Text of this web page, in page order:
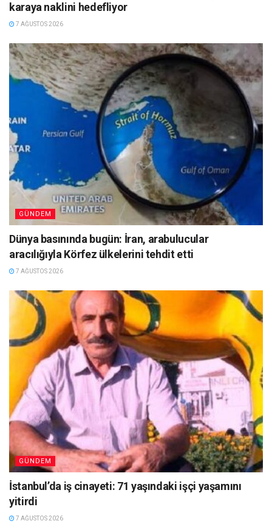
karaya naklini hedefliyor
7 AĞUSTOS 2026
GÜNDEM
Dünya basınında bugün: İran, arabulucular
aracılığıyla Körfez ülkelerini tehdit etti
7 AĞUSTOS 2026
GÜNDEM
İstanbul’da iş cinayeti: 71 yaşındaki işçi yaşamını
yitirdi
7 AĞUSTOS 2026